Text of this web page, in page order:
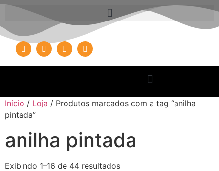
Início / Loja / Produtos marcados com a tag “anilha
pintada”
anilha pintada
Exibindo 1–16 de 44 resultados